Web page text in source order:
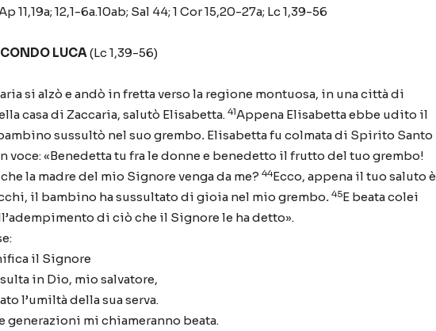
11,19a; 12,1-6a.10ab; Sal 44; 1 Cor 15,20-27a; Lc 1,39-56
LUCA(Lc 1,39-56)
si alzò e andò in fretta verso la regione montuosa, in una città di
casa di Zaccaria, salutò Elisabetta. 41Appena Elisabetta ebbe udito il
sussultò nel suo grembo. Elisabetta fu colmata di Spirito Santo
voce: «Benedetta tu fra le donne e benedetto il frutto del tuo grembo!
la madre del mio Signore venga da me? 44Ecco, appena il tuo saluto è
il bambino ha sussultato di gioia nel mio grembo. 45E beata colei
di ciò che il Signore le ha detto».
il Signore
in Dio, mio salvatore,
l’umiltà della sua serva.
generazioni mi chiameranno beata.